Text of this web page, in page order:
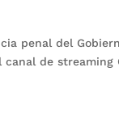
penal del
de